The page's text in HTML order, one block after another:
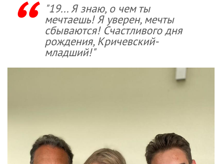
"19... Я знаю, о чем ты
мечтаешь! Я уверен, мечты
сбываются! Счастливого дня
рождения, Кричевский-
младший!"